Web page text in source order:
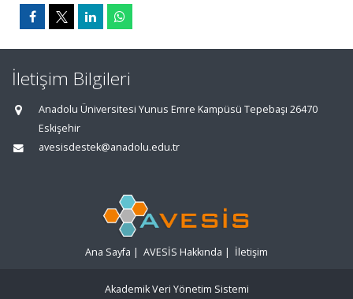
İletişim Bilgileri
Anadolu Üniversitesi Yunus Emre Kampüsü Tepebaşı 26470
Eskişehir
avesisdestek@anadolu.edu.tr
Ana Sayfa | AVESİS Hakkında | İletişim
Akademik Veri Yönetim Sistemi